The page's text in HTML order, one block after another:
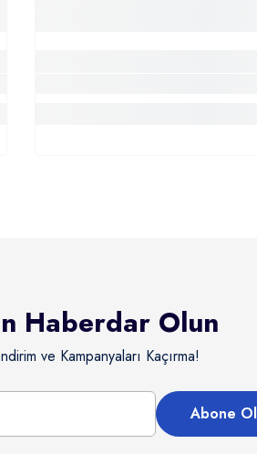
Haberdar Olun
ve Kampanyaları Kaçırma!
Abone Ol